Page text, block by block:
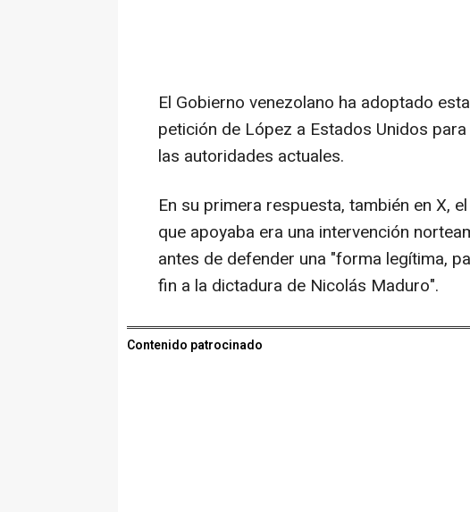
El Gobierno venezolano ha adoptado
petición de López a Estados Unidos
las autoridades actuales.
En su primera respuesta, también en X,
que apoyaba era una intervención
antes de defender una "forma legítima,
fin a la dictadura de Nicolás Maduro".
Contenido patrocinado